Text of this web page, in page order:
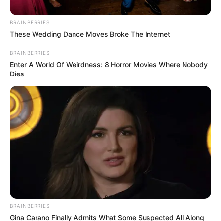
Créditos: Istock
Taxis en Cartagena
Diana María Ballestas Ortega
Mayo 8, 2025
BRAINBERRIES
These Wedding Dance Moves Broke The Internet
BRAINBERRIES
Enter A World Of Weirdness: 8 Horror Movies Where Nobody
Dies
BRAINBERRIES
Gina Carano Finally Admits What Some Suspected All Along